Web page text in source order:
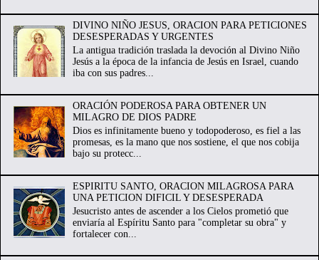
DIVINO NIÑO JESUS, ORACION PARA PETICIONES
DESESPERADAS Y URGENTES
La antigua tradición traslada la devoción al Divino Niño
Jesús a la época de la infancia de Jesús en Israel, cuando
iba con sus padres...
ORACIÓN PODEROSA PARA OBTENER UN
MILAGRO DE DIOS PADRE
Dios es infinitamente bueno y todopoderoso, es fiel a las
promesas, es la mano que nos sostiene, el que nos cobija
bajo su protecc...
ESPIRITU SANTO, ORACION MILAGROSA PARA
UNA PETICION DIFICIL Y DESESPERADA
Jesucristo antes de ascender a los Cielos prometió que
enviaría al Espíritu Santo para "completar su obra" y
fortalecer con...